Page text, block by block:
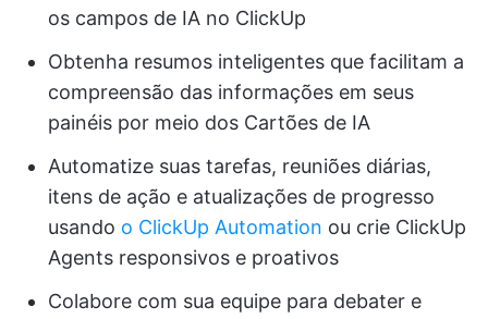
os campos de IA no ClickUp
Obtenha resumos inteligentes que facilitam a
compreensão das informações em seus
painéis por meio dos Cartões de IA
Automatize suas tarefas, reuniões diárias,
itens de ação e atualizações de progresso
usando o ClickUp Automation ou crie ClickUp
Agents responsivos e proativos
Colabore com sua equipe para debater e